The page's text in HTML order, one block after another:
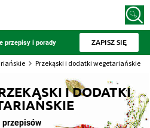
przepisy i porady ZAPISZ SIĘ
Przekąski i dodatki wegetariańskie
I DODATKI
przepisów